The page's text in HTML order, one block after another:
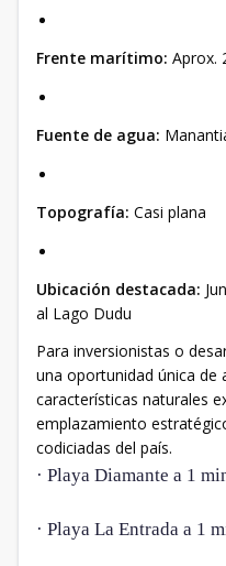
Frente marítimo: Aprox.
Fuente de agua:
Topografía: Casi plana
Ubicación destacada:
al Lago Dudu
Para inversionistas o
una oportunidad única de
características naturales
emplazamiento
codiciadas del país.
· Playa Diamante a 1
· Playa La Entrada a 1